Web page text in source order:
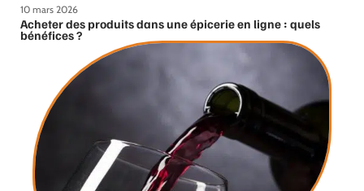
10 mars 2026
Acheter des produits dans une épicerie en ligne : quels
bénéfices ?